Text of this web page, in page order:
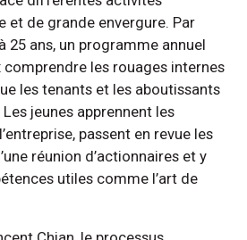
et de grande envergure. Par
25 ans, un programme annuel
les rouages internes
les tenants et les aboutissants
jeunes apprennent les
passent en revue les
réunion d’actionnaires et y
utiles comme l’art de